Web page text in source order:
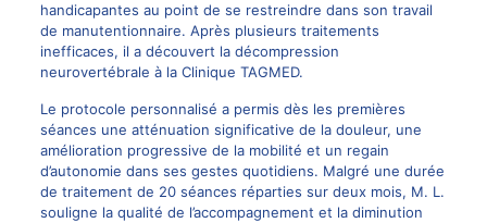
handicapantes au point de se restreindre dans son travail
de manutentionnaire. Après plusieurs traitements
inefficaces, il a découvert la décompression
neurovertébrale à la Clinique TAGMED.
Le protocole personnalisé a permis dès les premières
séances une atténuation significative de la douleur, une
amélioration progressive de la mobilité et un regain
d’autonomie dans ses gestes quotidiens. Malgré une durée
de traitement de 20 séances réparties sur deux mois, M. L.
souligne la qualité de l’accompagnement et la diminution